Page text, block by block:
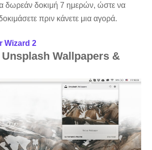
δωρεάν δοκιμή 7 ημερών, ώστε να
πριν κάνετε μια αγορά.
Wizard 2
Wallpapers &